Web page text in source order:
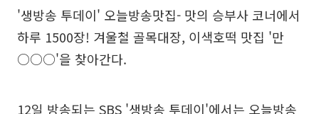
'생방송 투데이' 오늘방송맛집- 맛의 승부사 코너에서
하루 1500장! 겨울철 골목대장, 이색호떡 맛집 '만
○○○'을 찾아간다.
12일 방송되는 SBS '생방송 투데이'에서는 오늘방송